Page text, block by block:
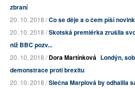
zbraní
20. 10. 2018 /Co se děje a o čem píší
20. 10. 2018 /Skotská premiérka zrušila
niž BBC pozv...
20. 10. 2018 /Dora Martínková Londýn,
demonstrace proti brexitu
20. 10. 2018 /Slečna Marplová by odhalila